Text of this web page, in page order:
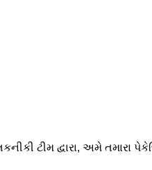
ટીમ દ્વારા, અમે તમારા